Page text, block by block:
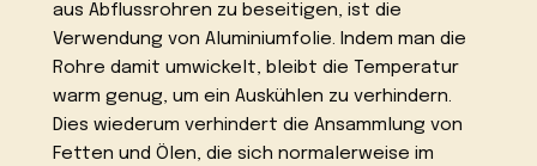
aus Abflussrohren zu beseitigen, ist die
Verwendung von Aluminiumfolie. Indem man die
Rohre damit umwickelt, bleibt die Temperatur
warm genug, um ein Auskühlen zu verhindern.
Dies wiederum verhindert die Ansammlung von
Fetten und Ölen, die sich normalerweise im